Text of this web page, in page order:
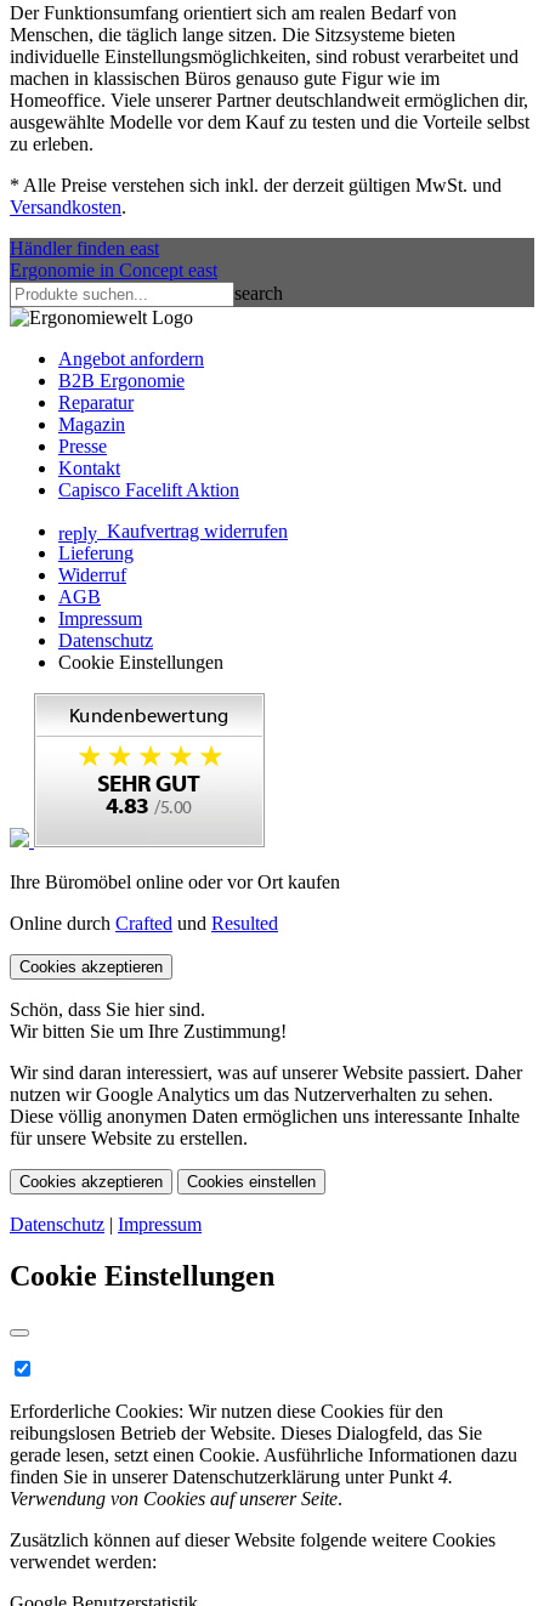
Der Funktionsumfang orientiert sich am realen Bedarf von
Menschen, die täglich lange sitzen. Die Sitzsysteme bieten
individuelle Einstellungsmöglichkeiten, sind robust verarbeitet und
machen in klassischen Büros genauso gute Figur wie im
Homeoffice. Viele unserer Partner deutschlandweit ermöglichen dir,
ausgewählte Modelle vor dem Kauf zu testen und die Vorteile selbst
zu erleben.
* Alle Preise verstehen sich inkl. der derzeit gültigen MwSt. und
Versandkosten.
Händler finden east
Ergonomie in Concept east
search
Angebot anfordern
B2B Ergonomie
Reparatur
Magazin
Presse
Kontakt
Capisco Facelift Aktion
reply Kaufvertrag widerrufen
Lieferung
Widerruf
AGB
Impressum
Datenschutz
Cookie Einstellungen
Ihre Büromöbel online oder vor Ort kaufen
Online durch Crafted und Resulted
Cookies akzeptieren
Schön, dass Sie hier sind.
Wir bitten Sie um Ihre Zustimmung!
Wir sind daran interessiert, was auf unserer Website passiert. Daher
nutzen wir Google Analytics um das Nutzerverhalten zu sehen.
Diese völlig anonymen Daten ermöglichen uns interessante Inhalte
für unsere Website zu erstellen.
Cookies akzeptieren Cookies einstellen
Datenschutz | Impressum
Cookie Einstellungen
Erforderliche Cookies: Wir nutzen diese Cookies für den
reibungslosen Betrieb der Website. Dieses Dialogfeld, das Sie
gerade lesen, setzt einen Cookie. Ausführliche Informationen dazu
finden Sie in unserer Datenschutzerklärung unter Punkt4.
Verwendung von Cookies auf unserer Seite.
Zusätzlich können auf dieser Website folgende weitere Cookies
verwendet werden: